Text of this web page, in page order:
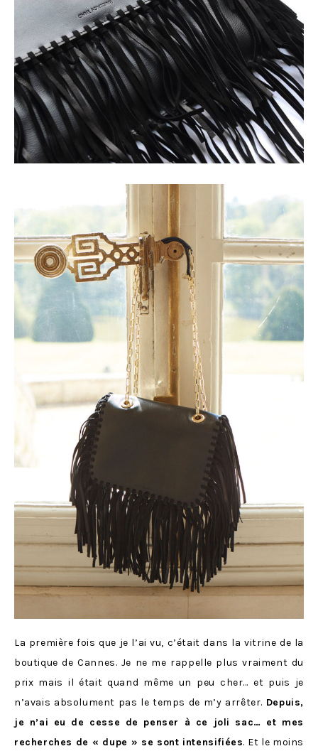
La première fois que je l’ai vu, c’était dans la vitrine de la
boutique de Cannes. Je ne me rappelle plus vraiment du
prix mais il était quand même un peu cher… et puis je
n’avais absolument pas le temps de m’y arrêter. Depuis,
je n’ai eu de cesse de penser à ce joli sac… et mes
recherches de « dupe » se sont intensifiées. Et le moins